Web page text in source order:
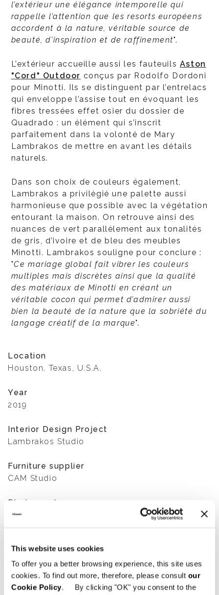
This website uses cookies
To offer you a better browsing experience, this site uses
cookies. To find out more, therefore, please consult our
Cookie Policy. By clicking "OK" you consent to the
l’extérieur une élégance intemporelle qui
rappelle l’attention que les resorts européens
accordent à la nature, véritable source de
beauté, d’inspiration et de raffinement".
L’extérieur accueille aussi les fauteuils Aston
"Cord" Outdoor conçus par Rodolfo Dordoni
pour Minotti. Ils se distinguent par l’entrelacs
qui enveloppe l’assise tout en évoquant les
fibres tressées effet osier du dossier de
Quadrado : un élément qui s’inscrit
parfaitement dans la volonté de Mary
Lambrakos de mettre en avant les détails
naturels.
Dans son choix de couleurs également,
Lambrakos a privilégié une palette aussi
harmonieuse que possible avec la végétation
entourant la maison. On retrouve ainsi des
nuances de vert parallèlement aux tonalités
de gris, d’ivoire et de bleu des meubles
Minotti. Lambrakos souligne pour conclure :
"Ce mariage global fait vibrer les couleurs
multiples mais discrètes ainsi que la qualité
des matériaux de Minotti en créant un
véritable cocon qui permet d’admirer aussi
bien la beauté de la nature que la sobriété du
langage créatif de la marque".
Location
Houston, Texas, U.S.A.
Year
2019
Interior Design Project
Lambrakos Studio
Furniture supplier
CAM Studio
Photography
Divya Pande